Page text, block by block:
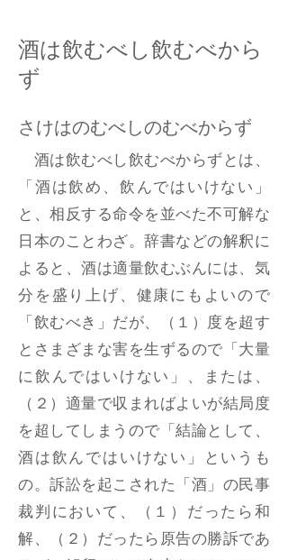
酒は飲むべし飲むべから
ず
​さけはのむべしのむべからず
酒は飲むべし飲むべからずとは、
「酒は飲め、飲んではいけない」
と、相反する命令を並べた不可解な
日本のことわざ。辞書などの解釈に
よると、酒は適量飲むぶんには、気
分を盛り上げ、健康にもよいので
「飲むべき」だが、（１）度を超す
とさまざまな害を生ずるので「大量
に飲んではいけない」、または、
（２）適量で収まればよいが結局度
を超してしまうので「結論として、
酒は飲んではいけない」というも
の。訴訟を起こされた「酒」の民事
裁判において、（１）だったら和
解、（２）だったら原告の勝訴であ